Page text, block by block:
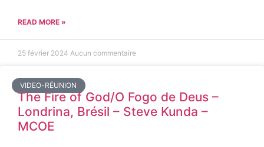
READ MORE »
25 février 2024 Aucun commentaire
VIDEO-RÉUNION
The Fire of God/O Fogo de Deus –
Londrina, Brésil – Steve Kunda –
MCOE